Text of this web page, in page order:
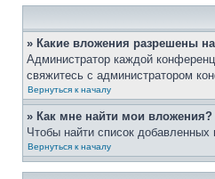
» Какие вложения разрешены
Администратор каждой
свяжитесь с администратором
Вернуться к началу
» Как мне найти мои вложения?
Чтобы найти список
Вернуться к началу